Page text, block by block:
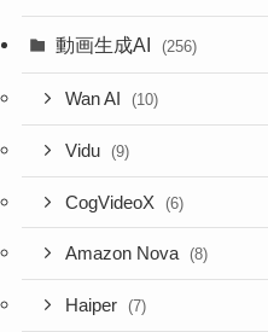
動画生成AI (256)
Wan AI (10)
Vidu (9)
CogVideoX (6)
Amazon Nova (8)
Haiper (7)